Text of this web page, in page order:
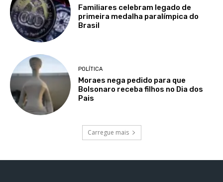
Familiares celebram legado de
primeira medalha paralímpica do
Brasil
POLÍTICA
Moraes nega pedido para que
Bolsonaro receba filhos no Dia dos
Pais
Carregue mais